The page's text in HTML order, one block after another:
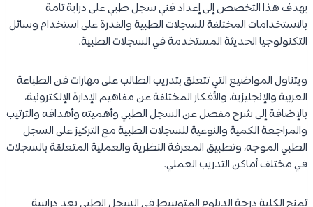
يهدف هذا التخصص إلى إعداد فني سجل طبي على دراية تامة
بالاستخدامات المختلفة للسجلات الطبية والقدرة على استخدام وسائل
التكنولوجيا الحديثة المستخدمة في السجلات الطبية.
ويتناول المواضيع التي تتعلق بتدريب الطالب على مهارات فن الطباعة
العربية والإنجليزية، والأفكار المختلفة عن مفاهيم الإدارة الإلكترونية،
بالإضافة إلى شرح مفصل عن السجل الطبي وأهميته وأهدافه والترتيب
والمراجعة الكمية والنوعية للسجلات الطبية مع التركيز على السجل
الطبي الموجه، وتطبيق المعرفة النظرية والعملية المتعلقة بالسجلات
في مختلف أماكن التدريب العملي.